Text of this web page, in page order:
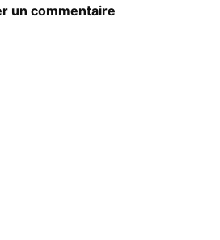
un commentaire